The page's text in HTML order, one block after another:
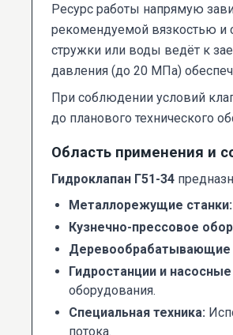
Ресурс работы напрямую
рекомендуемой вязкостью и
стружки или воды ведёт к
давления (до 20 МПа)
При соблюдении условий
до планового технического
Область применения и
Гидроклапан Г51-34
Металлорежущие станки:
Кузнечно-прессовое
Деревообрабатывающие
Гидростанции и
оборудования.
Специальная техника:
потока.